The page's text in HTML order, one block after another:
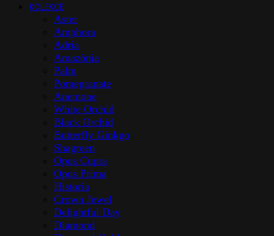
KOLEKCE
Aster
Amphora
Adria
Amazōnia
Palm
Pomegranate
Anemone
White Orchid
Black Orchid
Butterfly Ginkgo
Shagreen
Opus Cupra
Opus Prima
Historia
Crown Jewel
Delightful Day
Diamond